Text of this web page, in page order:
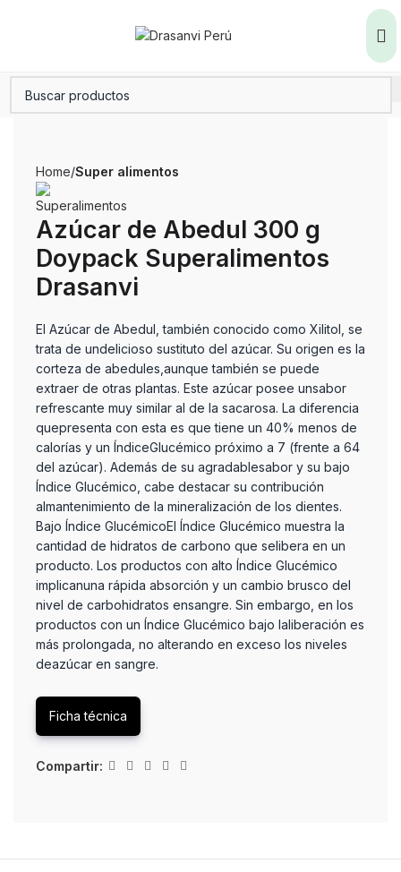
Home Super alimentos
Azúcar de Abedul 300 g
Doypack Superalimentos
Drasanvi
El Azúcar de Abedul, también conocido como Xilitol, se
trata de undelicioso sustituto del azúcar. Su origen es la
corteza de abedules,aunque también se puede
extraer de otras plantas. Este azúcar posee unsabor
refrescante muy similar al de la sacarosa. La diferencia
quepresenta con esta es que tiene un 40% menos de
calorías y un ÍndiceGlucémico próximo a 7 (frente a 64
del azúcar). Además de su agradablesabor y su bajo
Índice Glucémico, cabe destacar su contribución
almantenimiento de la mineralización de los dientes.
Bajo Índice GlucémicoEl Índice Glucémico muestra la
cantidad de hidratos de carbono que selibera en un
producto. Los productos con alto Índice Glucémico
implicanuna rápida absorción y un cambio brusco del
nivel de carbohidratos ensangre. Sin embargo, en los
productos con un Índice Glucémico bajo laliberación es
más prolongada, no alterando en exceso los niveles
deazúcar en sangre.
Ficha técnica
Compartir: